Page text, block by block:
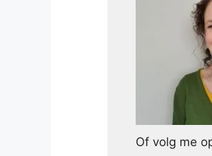
Of volg me